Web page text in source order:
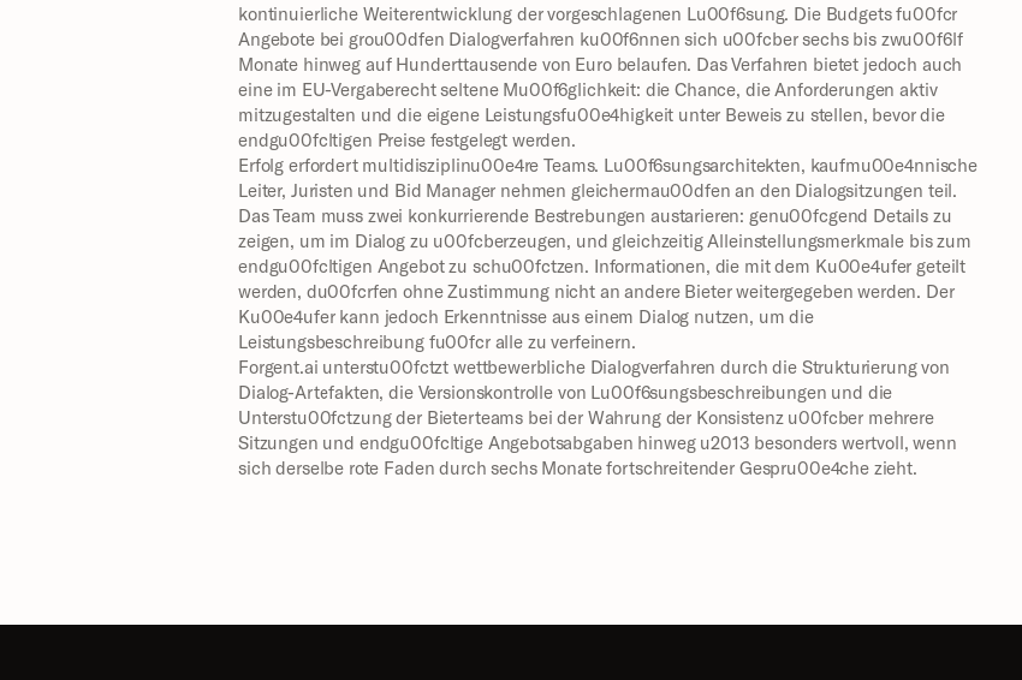
kontinuierliche Weiterentwicklung der vorgeschlagenen Lu00f6sung. Die Budgets fu00fcr
Angebote bei grou00dfen Dialogverfahren ku00f6nnen sich u00fcber sechs bis zwu00f6lf
Monate hinweg auf Hunderttausende von Euro belaufen. Das Verfahren bietet jedoch auch
eine im EU-Vergaberecht seltene Mu00f6glichkeit: die Chance, die Anforderungen aktiv
mitzugestalten und die eigene Leistungsfu00e4higkeit unter Beweis zu stellen, bevor die
endgu00fcltigen Preise festgelegt werden.
Erfolg erfordert multidisziplinu00e4re Teams. Lu00f6sungsarchitekten, kaufmu00e4nnische
Leiter, Juristen und Bid Manager nehmen gleichermau00dfen an den Dialogsitzungen teil.
Das Team muss zwei konkurrierende Bestrebungen austarieren: genu00fcgend Details zu
zeigen, um im Dialog zu u00fcberzeugen, und gleichzeitig Alleinstellungsmerkmale bis zum
endgu00fcltigen Angebot zu schu00fctzen. Informationen, die mit dem Ku00e4ufer geteilt
werden, du00fcrfen ohne Zustimmung nicht an andere Bieter weitergegeben werden. Der
Ku00e4ufer kann jedoch Erkenntnisse aus einem Dialog nutzen, um die
Leistungsbeschreibung fu00fcr alle zu verfeinern.
Forgent.ai unterstu00fctzt wettbewerbliche Dialogverfahren durch die Strukturierung von
Dialog-Artefakten, die Versionskontrolle von Lu00f6sungsbeschreibungen und die
Unterstu00fctzung der Bieterteams bei der Wahrung der Konsistenz u00fcber mehrere
Sitzungen und endgu00fcltige Angebotsabgaben hinweg u2013 besonders wertvoll, wenn
sich derselbe rote Faden durch sechs Monate fortschreitender Gespru00e4che zieht.